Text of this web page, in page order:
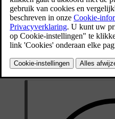
Bijgewerkt 16-04-2025
ISOFIX-verankeringspunten, en
verankeringspunten kunnen
een kinderzitje op een van de
achterbank.
Deze stoelen zijn goedgekeurd